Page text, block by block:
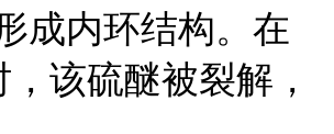
成内环结构。在
该硫醚被裂解，